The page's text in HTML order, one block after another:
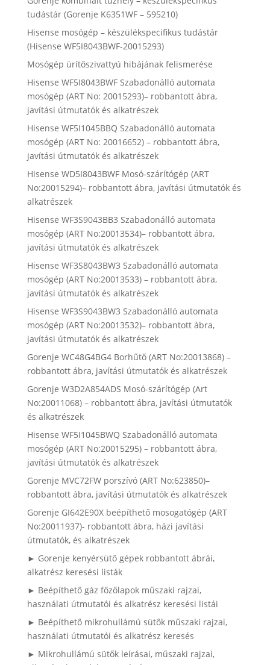
tudástár (Gorenje K6351WF – 595210)
Hisense mosógép – készülékspecifikus tudástár
(Hisense WF5I8043BWF-20015293)
Mosógép ürítőszivattyú hibájának felismerése
Hisense WF5I8043BWF Szabadonálló automata
mosógép (ART No: 20015293)– robbantott ábra,
javítási útmutatók és alkatrészek
Hisense WF5I1045BBQ Szabadonálló automata
mosógép (ART No: 20016652) – robbantott ábra,
javítási útmutatók és alkatrészek
Hisense WD5I8043BWF Mosó-szárítógép (ART
No:20015294)– robbantott ábra, javítási útmutatók és
alkatrészek
Hisense WF3S9043BB3 Szabadonálló automata
mosógép (ART No:20013534)– robbantott ábra,
javítási útmutatók és alkatrészek
Hisense WF3S8043BW3 Szabadonálló automata
mosógép (ART No:20013533) – robbantott ábra,
javítási útmutatók és alkatrészek
Hisense WF3S9043BW3 Szabadonálló automata
mosógép (ART No:20013532)– robbantott ábra,
javítási útmutatók és alkatrészek
Gorenje WC48G4BG4 Borhűtő (ART No:20013868) –
robbantott ábra, javítási útmutatók és alkatrészek
Gorenje W3D2A854ADS Mosó-szárítógép (Art
No:20011068) – robbantott ábra, javítási útmutatók
és alkatrészek
Hisense WF5I1045BWQ Szabadonálló automata
mosógép (ART No:20015295) – robbantott ábra,
javítási útmutatók és alkatrészek
Gorenje MVC72FW porszívó (ART No:623850)–
robbantott ábra, javítási útmutatók és alkatrészek
Gorenje GI642E90X beépíthető mosogatógép (ART
No:20011937)- robbantott ábra, házi javítási
útmutatók, és alkatrészek
► Gorenje kenyérsütő gépek robbantott ábrái,
alkatrész keresési listák
► Beépíthető gáz főzőlapok műszaki rajzai,
használati útmutatói és alkatrész keresési listái
► Beépíthető mikrohullámú sütők műszaki rajzai,
használati útmutatói és alkatrész keresés
► Mikrohullámú sütők leírásai, műszaki rajzai,